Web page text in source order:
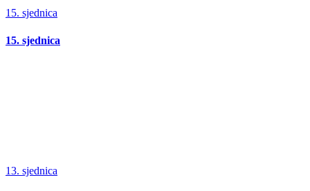
15. sjednica
15. sjednica
13. sjednica